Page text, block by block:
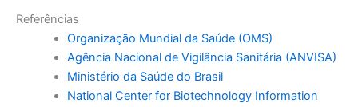
Referências
Organização Mundial da Saúde (OMS)
Agência Nacional de Vigilância Sanitária (ANVISA)
Ministério da Saúde do Brasil
National Center for Biotechnology Information